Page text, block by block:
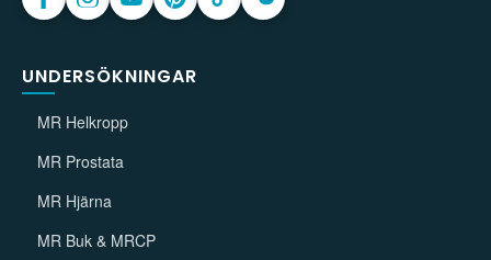
UNDERSÖKNINGAR
MR Helkropp
MR Prostata
MR Hjärna
MR Buk & MRCP